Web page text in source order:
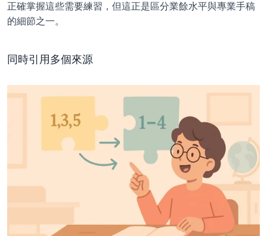
正確掌握這些需要練習，但這正是區分業餘水平與專業手稿
的細節之一。
同時引用多個來源